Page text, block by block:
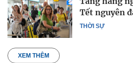
THỜI SỰ
Tết nguyên
XEM THÊM